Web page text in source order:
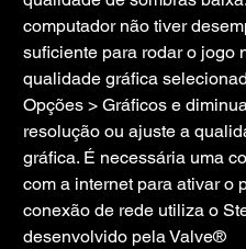
computador não tiver
suficiente para rodar o jogo
qualidade gráfica
Opções > Gráficos e
resolução ou ajuste a
gráfica. É necessária uma
com a internet para ativar o
conexão de rede utiliza o
desenvolvido pela Valve®